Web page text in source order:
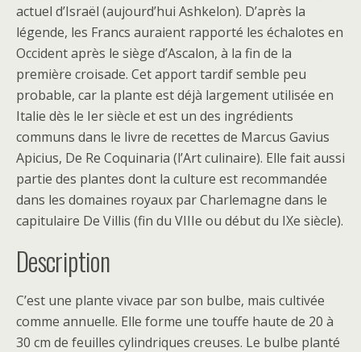
actuel d’Israël (aujourd’hui Ashkelon). D’après la
légende, les Francs auraient rapporté les échalotes en
Occident après le siège d’Ascalon, à la fin de la
première croisade. Cet apport tardif semble peu
probable, car la plante est déjà largement utilisée en
Italie dès le Ier siècle et est un des ingrédients
communs dans le livre de recettes de Marcus Gavius
Apicius, De Re Coquinaria (l’Art culinaire). Elle fait aussi
partie des plantes dont la culture est recommandée
dans les domaines royaux par Charlemagne dans le
capitulaire De Villis (fin du VIIIe ou début du IXe siècle).
Description
C’est une plante vivace par son bulbe, mais cultivée
comme annuelle. Elle forme une touffe haute de 20 à
30 cm de feuilles cylindriques creuses. Le bulbe planté